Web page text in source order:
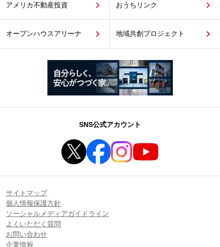
アメリカ不動産投資 おうちリンク
オープンハウスアリーナ 地域共創プロジェクト
SNS公式アカウント
サイトマップ
個人情報保護方針
ソーシャルメディアガイドライン
よくいただく質問
お問い合わせ
企業情報